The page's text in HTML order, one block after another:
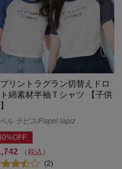
リントラグラン切替えドロ
綿素材半袖Ｔシャツ 【子供
ル ラピス/Papel lapiz
（税込）
(2)